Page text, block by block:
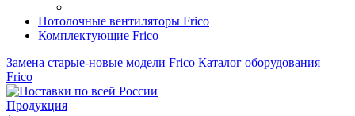
Потолочные вентиляторы Frico
Комплектующие Frico
Замена старые-новые модели Frico Каталог оборудования
Frico
Продукция